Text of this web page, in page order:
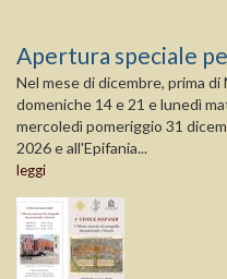
Apertura speciale
Nel mese di dicembre, prima
domeniche 14 e 21 e lunedì
mercoledì pomeriggio 31
2026 e all'Epifania...
leggi